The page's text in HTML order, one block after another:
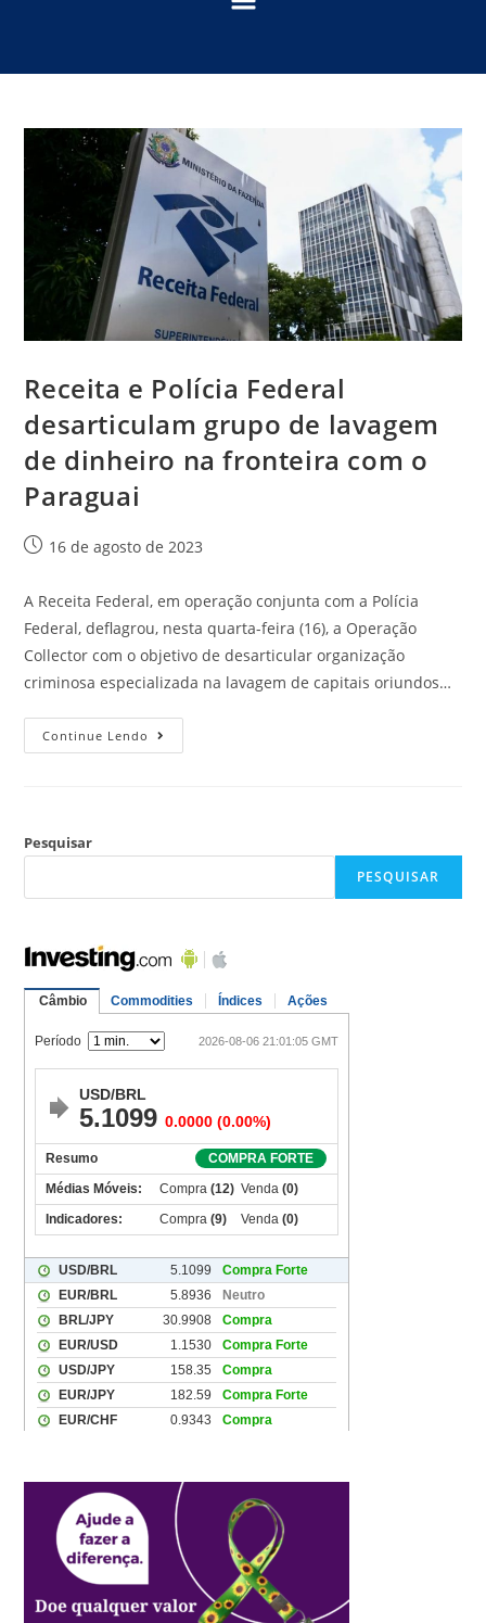
Receita e Polícia Federal
desarticulam grupo de lavagem
de dinheiro na fronteira com o
Paraguai
16 de agosto de 2023
A Receita Federal, em operação conjunta com a Polícia
Federal, deflagrou, nesta quarta-feira (16), a Operação
Collector com o objetivo de desarticular organização
criminosa especializada na lavagem de capitais oriundos…
Continue Lendo
Pesquisar
PESQUISAR